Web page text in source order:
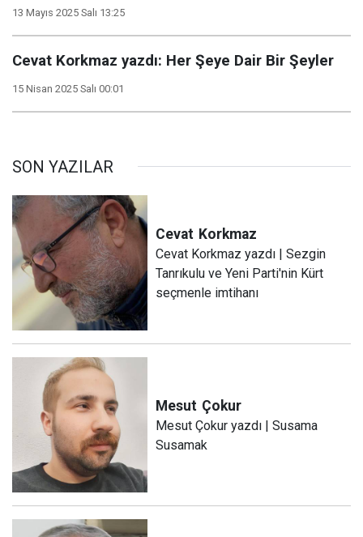
13 Mayıs 2025 Salı 13:25
Cevat Korkmaz yazdı: Her Şeye Dair Bir Şeyler
15 Nisan 2025 Salı 00:01
SON YAZILAR
Cevat Korkmaz
Cevat Korkmaz yazdı | Sezgin
Tanrıkulu ve Yeni Parti'nin Kürt
seçmenle imtihanı
Mesut Çokur
Mesut Çokur yazdı | Susama
Susamak